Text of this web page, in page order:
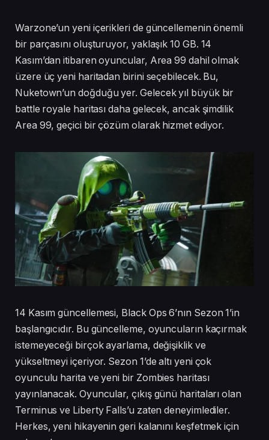
Warzone’un yeni içerikleri de güncellemenin önemli
bir parçasını oluşturuyor, yaklaşık 10 GB. 14
Kasım’dan itibaren oyuncular, Area 99 dahil olmak
üzere üç yeni haritadan birini seçebilecek. Bu,
Nuketown’un doğduğu yer. Gelecek yıl büyük bir
battle royale haritası daha gelecek, ancak şimdilik
Area 99, geçici bir çözüm olarak hizmet ediyor.
14 Kasım güncellemesi, Black Ops 6’nın Sezon 1’in
başlangıcıdır. Bu güncelleme, oyuncuların kaçırmak
istemeyeceği birçok ayarlama, değişiklik ve
yükseltmeyi içeriyor. Sezon 1’de altı yeni çok
oyunculu harita ve yeni bir Zombies haritası
yayınlanacak. Oyuncular, çıkış günü haritaları olan
Terminus ve Liberty Falls’u zaten deneyimlediler.
Herkes, yeni hikayenin geri kalanını keşfetmek için